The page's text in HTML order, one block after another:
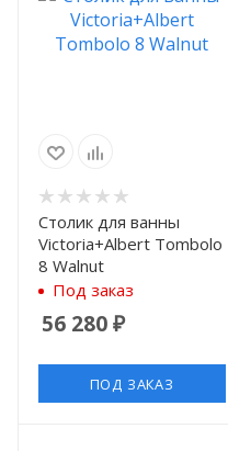
Столик для ванны
Victoria+Albert Tombolo
8 Walnut
Под заказ
56 280₽
ПОД ЗАКАЗ